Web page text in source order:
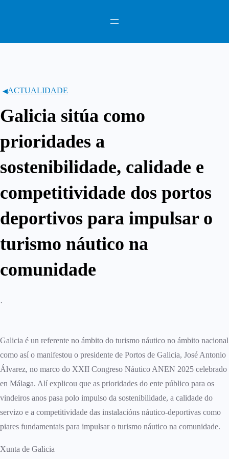
ACTUALIDADE
Galicia sitúa como
prioridades a
sostenibilidade, calidade e
competitividade dos portos
deportivos para impulsar o
turismo náutico na
comunidade
·
Galicia é un referente no ámbito do turismo náutico no ámbito nacional
como así o manifestou o presidente de Portos de Galicia, José Antonio
Álvarez, no marco do XXII Congreso Náutico ANEN 2025 celebrado
en Málaga. Alí explicou que as prioridades do ente público para os
vindeiros anos pasa polo impulso da sostenibilidade, a calidade do
servizo e a competitividade das instalacións náutico-deportivas como
piares fundamentais para impulsar o turismo náutico na comunidade.
Xunta de Galicia